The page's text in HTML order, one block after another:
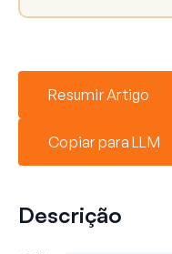
Resumir Artigo
Copiar para LLM
Descrição